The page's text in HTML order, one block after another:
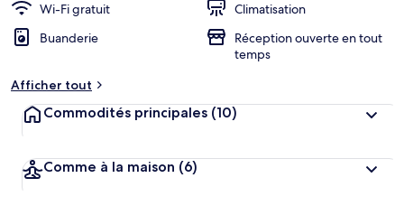
Wi-Fi gratuit
Climatisation
Buanderie
Réception ouverte en tout
temps
Afficher tout
Commodités principales (10)
Comme à la maison (6)